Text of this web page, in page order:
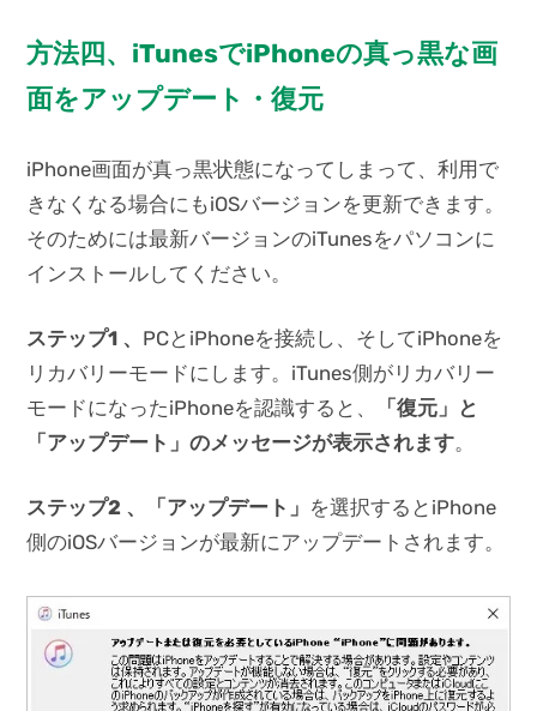
方法四、iTunesでiPhoneの真っ黒な画
面をアップデート・復元
iPhone画面が真っ黒状態になってしまって、利用で
きなくなる場合にもiOSバージョンを更新できます。
そのためには最新バージョンのiTunesをパソコンに
インストールしてください。
ステップ1 、 PCとiPhoneを接続し、そしてiPhoneを
リカバリーモードにします。iTunes側がリカバリー
モードになったiPhoneを認識すると、
「復元」と
「アップデート」のメッセージが表示されます。
ステップ2 、「アップデート」 を選択するとiPhone
側のiOSバージョンが最新にアップデートされます。